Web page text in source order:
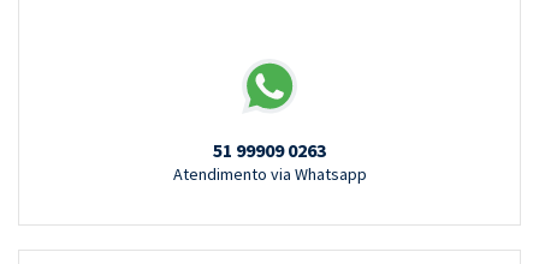
51 99909 0263
Atendimento via Whatsapp